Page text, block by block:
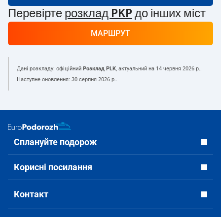
Перевірте розклад PKP до інших міст
МАРШРУТ
Дані розкладу: офіційний Розклад PLK, актуальний на 14 червня 2026 р..
Наступне оновлення: 30 серпня 2026 р..
Сплануйте подорож
Корисні посилання
Контакт